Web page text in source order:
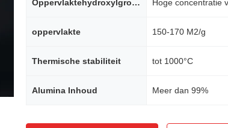
Oppervlaktehydroxylgroepen
oppervlakte 150-170 M2/g
Thermische stabiliteit tot 1000°C
Alumina Inhoud Meer dan 99%